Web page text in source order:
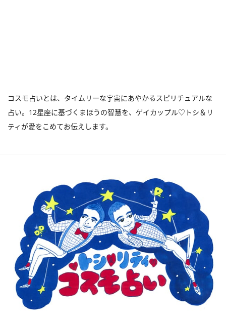
コスモ占いとは、タイムリーな宇宙にあやかるスピリチュアルな
占い。12星座に基づくまほうの智慧を、ゲイカップル♡トシ＆リ
ティが愛をこめてお伝えします。